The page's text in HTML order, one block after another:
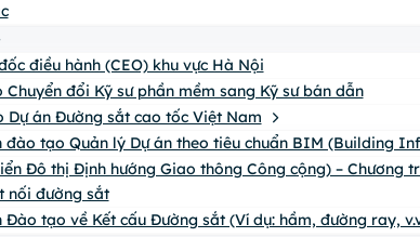
điều hành (CEO) khu vực Hà Nội
đổi Kỹ sư phần mềm sang Kỹ sư bán dẫn
Dự án Đường sắt cao tốc Việt Nam
đào tạo Quản lý Dự án theo tiêu chuẩn BIM (Building
Đô thị Định hướng Giao thông Công cộng) – Chương
nối đường sắt
Đào tạo về Kết cấu Đường sắt (Ví dụ: hầm, đường ray,